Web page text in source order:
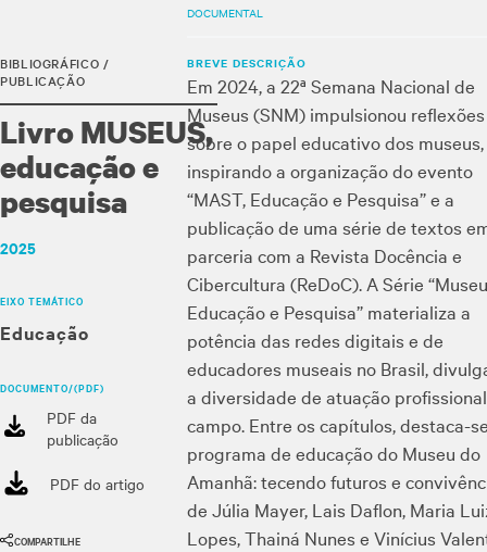
BIBLIOGRÁFICO /
PUBLICAÇÃO
Livro MUSEUS,
educação e
pesquisa
2025
EIXO TEMÁTICO
Educação
DOCUMENTO/(PDF)
PDF da
publicação
PDF do artigo
COMPARTILHE
DOCUMENTAL
BREVE DESCRIÇÃO
Em 2024, a 22ª Semana Nacional de
Museus (SNM) impulsionou reflexões
sobre o papel educativo dos museus,
inspirando a organização do evento
“MAST, Educação e Pesquisa” e a
publicação de uma série de textos
parceria com a Revista Docência e
Cibercultura (ReDoC). A Série
Educação e Pesquisa” materializa a
potência das redes digitais e de
educadores museais no Brasil,
a diversidade de atuação
campo. Entre os capítulos, destaca-
programa de educação do Museu do
Amanhã: tecendo futuros e
de Júlia Mayer, Lais Daflon, Maria
Lopes, Thainá Nunes e Vinícius